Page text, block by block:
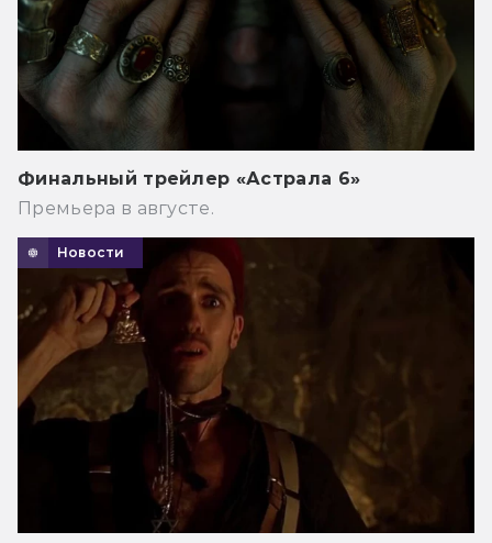
Финальный трейлер «Астрала 6»
Премьера в августе.
Новости